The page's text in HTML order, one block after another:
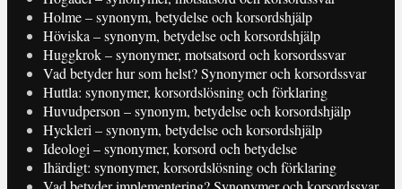
Holme – synonym, betydelse och korsordshjälp
Höviska – synonym, betydelse och korsordshjälp
Huggkrok – synonymer, motsatsord och korsordssvar
Vad betyder hur som helst? Synonymer och korsordssvar
Huttla: synonymer, korsordslösning och förklaring
Huvudperson – synonym, betydelse och korsordshjälp
Hyckleri – synonym, betydelse och korsordshjälp
Ideologi – synonymer, korsord och betydelse
Ihärdigt: synonymer, korsordslösning och förklaring